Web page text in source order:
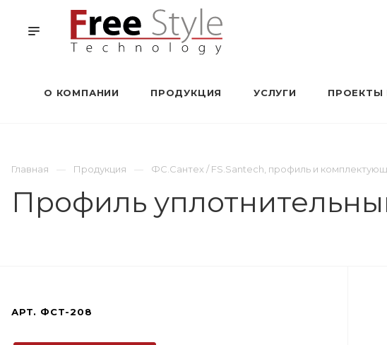
О КОМПАНИИ ПРОДУКЦИЯ УСЛУГИ ПРОЕКТЫ
Главная Продукция ФС.Сантех / FS.Santech, профиль и
Профиль
АРТ. ФСТ-208